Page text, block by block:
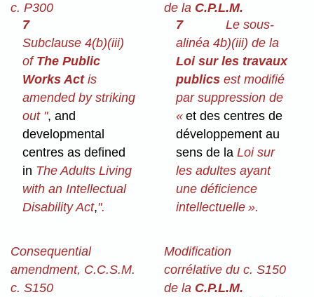
c. P300
7
Subclause 4(b)⁠(iii)
of The Public
Works Actis
amended by striking
out ", and
developmental
centres as defined
in The Adults Living
with an Intellectual
Disability Act,".
de la C.P.L.M.
7
Le sous-
alinéa 4b)⁠(iii) de la
Loi sur les travaux
publics est modifié
par suppression de
«et des centres de
développement au
sens de laLoi sur
les adultes ayant
une déficience
intellectuelle ».
Consequential
amendment, C.C.S.M.
c. S150
Modification
corrélative du c. S150
de la C.P.L.M.